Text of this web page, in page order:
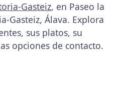
Gasteiz, en Paseo la
Gasteiz, Álava. Explora
sus platos, su
opciones de contacto.